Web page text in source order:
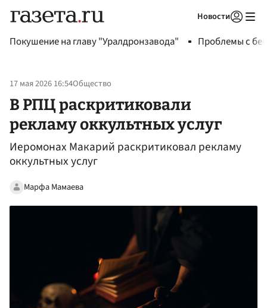
Новости
Покушение на главу "Уралдронзавода" Проблемы с
17 мая 2026 16:54Общество
В РПЦ раскритиковали
рекламу оккультных услуг
Иеромонах Макарий раскритиковал рекламу
оккультных услуг
Марфа Мамаева